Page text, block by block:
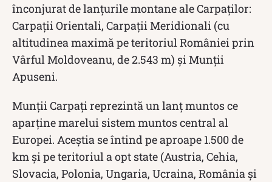
înconjurat de lanțurile montane ale Carpaților:
Carpații Orientali, Carpații Meridionali (cu
altitudinea maximă pe teritoriul României prin
Vârful Moldoveanu, de 2.543 m) și Munții
Apuseni.
Munții Carpați reprezintă un lanț muntos ce
aparține marelui sistem muntos central al
Europei. Aceștia se întind pe aproape 1.500 de
km și pe teritoriul a opt state (Austria, Cehia,
Slovacia, Polonia, Ungaria, Ucraina, România și